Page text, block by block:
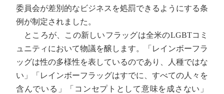
委員会が差別的なビジネスを処罰できるようにする条
例が制定されました。
ところが、この新しいフラッグは全米のLGBTコミ
ュニティにおいて物議を醸します。「レインボーフラ
ッグは性の多様性を表しているのであり、人種ではな
い」「レインボーフラッグはすでに、すべての人々を
含んでいる」「コンセプトとして意味を成さない」